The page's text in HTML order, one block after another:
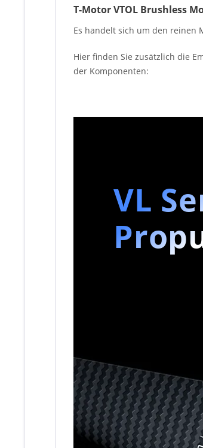
T-Motor VTOL Brushless
Es handelt sich um den reinen
Hier finden Sie zusätzlich die
der Komponenten:
VL